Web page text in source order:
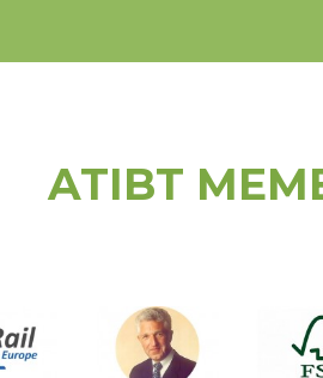
ATIBT